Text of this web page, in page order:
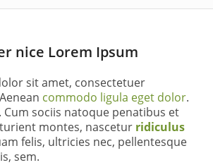
nice Lorem Ipsum
sit amet, consectetuer
commodo ligula eget dolor.
Cum sociis natoque penatibus et
montes, nascetur ridiculus
felis, ultricies nec, pellentesque
sem.